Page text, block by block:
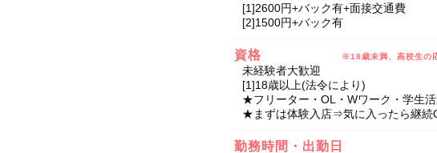
[1]2600円+バック有+面接交通費
[2]1500円+バック有
資格 ※18歳未満、高校生の
未経験者大歓迎
[1]18歳以上(法令により)
★フリーター・OL・Wワーク・学生
★まずは体験入店⇒気に入ったら継続
勤務時間・出勤日